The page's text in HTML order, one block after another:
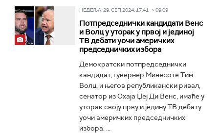
НЕДЕЉА, 29. СЕП 2024, 17:41 -> 09:09
Потпредседнички кандидати Венс
и Волц у уторак у првој и јединој
ТВ дебати уочи америчких
председничких избора
Демократски потпредседнички
кандидат, гувернер Минесоте Тим
Волц, и његов републикански ривал,
сенатор из Охаја Џеј Ди Венс, имаће у
уторак своју прву и једину ТВ дебату
уочи америчких председничких
избора. ...